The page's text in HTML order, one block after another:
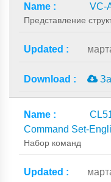
VC-
Представление
Command Set-
Набор команд